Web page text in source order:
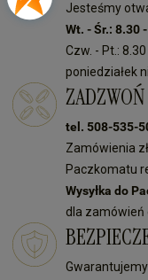
Jesteśmy
Wt. - Śr.: 8.30
Czw. - Pt.:
poniedziałek
tel. 508-535-
Zamówienia
Paczkomatu
Wysyłka do
dla zamówień